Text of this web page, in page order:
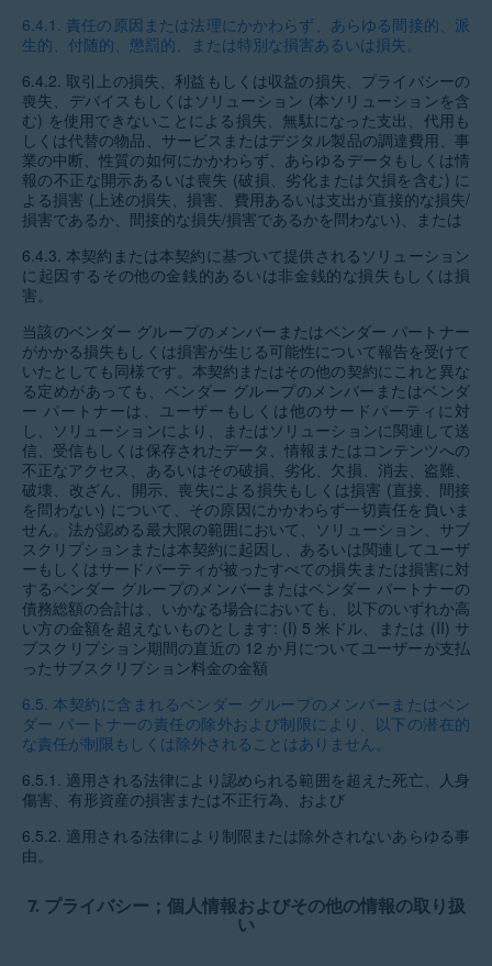
6.4.1. 責任の原因または法理にかかわらず、あらゆる間接的、派
生的、付随的、懲罰的、または特別な損害あるいは損失。
6.4.2. 取引上の損失、利益もしくは収益の損失、プライバシーの
喪失、デバイスもしくはソリューション (本ソリューションを含
む) を使用できないことによる損失、無駄になった支出、代用も
しくは代替の物品、サービスまたはデジタル製品の調達費用、事
業の中断、性質の如何にかかわらず、あらゆるデータもしくは情
報の不正な開示あるいは喪失 (破損、劣化または欠損を含む) に
よる損害 (上述の損失、損害、費用あるいは支出が直接的な損失/
損害であるか、間接的な損失/損害であるかを問わない)、または
6.4.3.本契約または本契約に基づいて提供されるソリューション
に起因するその他の金銭的あるいは非金銭的な損失もしくは損
害。
当該のベンダー グループのメンバーまたはベンダー パートナー
がかかる損失もしくは損害が生じる可能性について報告を受けて
いたとしても同様です。本契約またはその他の契約にこれと異な
る定めがあっても、ベンダー グループのメンバーまたはベンダ
ー パートナーは、ユーザーもしくは他のサードパーティに対
し、ソリューションにより、またはソリューションに関連して送
信、受信もしくは保存されたデータ、情報またはコンテンツへの
不正なアクセス、あるいはその破損、劣化、欠損、消去、盗難、
破壊、改ざん、開示、喪失による損失もしくは損害 (直接、間接
を問わない) について、その原因にかかわらず一切責任を負いま
せん。法が認める最大限の範囲において、ソリューション、サブ
スクリプションまたは本契約に起因し、あるいは関連してユーザ
ーもしくはサードパーティが被ったすべての損失または損害に対
するベンダー グループのメンバーまたはベンダー パートナーの
債務総額の合計は、いかなる場合においても、以下のいずれか高
い方の金額を超えないものとします: (I) 5 米ドル、または (II) サ
ブスクリプション期間の直近の 12 か月についてユーザーが支払
ったサブスクリプション料金の金額
6.5.本契約に含まれるベンダー グループのメンバーまたはベン
ダー パートナーの責任の除外および制限により、以下の潜在的
な責任が制限もしくは除外されることはありません。
6.5.1. 適用される法律により認められる範囲を超えた死亡、人身
傷害、有形資産の損害または不正行為、および
6.5.2. 適用される法律により制限または除外されないあらゆる事
由。
7. プライバシー；個人情報およびその他の情報の取り扱
い